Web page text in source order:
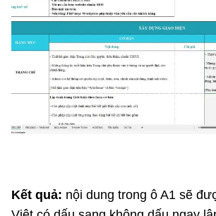
Kết quả: nội dung trong ô A1 sẽ